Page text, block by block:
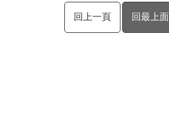
回上一頁 回最上面